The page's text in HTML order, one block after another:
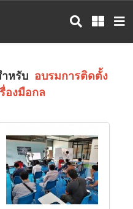
หรับ อบรมการติดตั้ง
องมือกล